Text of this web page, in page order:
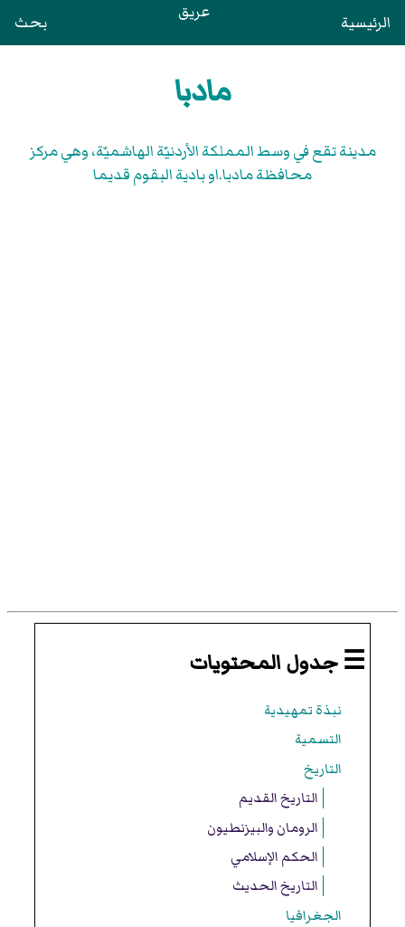
الرئيسية عريق بحث
مادبا
مدينة تقع في وسط المملكة الأردنيّة الهاشميّة، وهي مركز
محافظة مادبا.او بادية البقوم قديما
☰ جدول المحتويات
نبذة تمهيدية
التسمية
التاريخ
التاريخ القديم
الرومان والبيزنطيون
الحكم الإسلامي
التاريخ الحديث
الجغرافيا